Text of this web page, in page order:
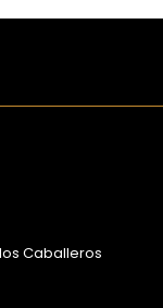
Caballeros